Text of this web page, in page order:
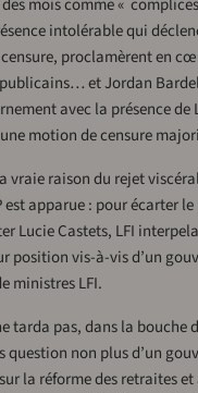
mois comme «
intolérable qui
proclamèrent en
et Jordan
avec la présence de
motion de censure
vraie raison du rejet
est apparue : pour écarter
Lucie Castets, LFI
position vis-à-vis d’un
ministres LFI.
tarda pas, dans la bouche
question non plus d’un
la réforme des retraites